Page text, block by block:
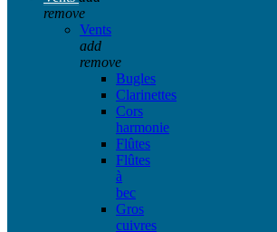
remove
Vents
add
remove
Bugles
Clarinettes
Cors
harmonie
Flûtes
Flûtes
à
bec
Gros
cuivres